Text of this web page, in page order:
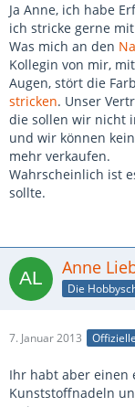
Ja Anne, ich habe
ich stricke gerne
Was mich an den
Kollegin von mir,
Augen, stört die
stricken. Unser
die sollen wir nicht
und wir können
mehr verkaufen.
Wahrscheinlich ist
sollte.
Anne
Die
7. Januar 2013
Ihr habt aber einen
Kunststoffnadeln